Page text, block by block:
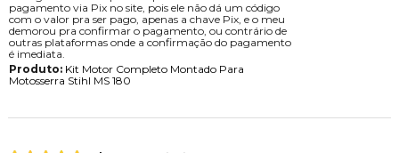
pagamento via Pix no site, pois ele não dá um código
com o valor pra ser pago, apenas a chave Pix, e o meu
demorou pra confirmar o pagamento, ou contrário de
outras plataformas onde a confirmação do pagamento
é imediata.
Produto:Kit Motor Completo Montado Para
Motosserra Stihl MS 180